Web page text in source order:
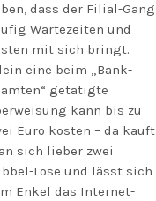
dass der Filial-Gang
Wartezeiten und
mit sich bringt.
eine beim „Bank-
getätigte
kann bis zu
Euro kosten – da kauft
sich lieber zwei
Lose und lässt sich
Enkel das Internet-